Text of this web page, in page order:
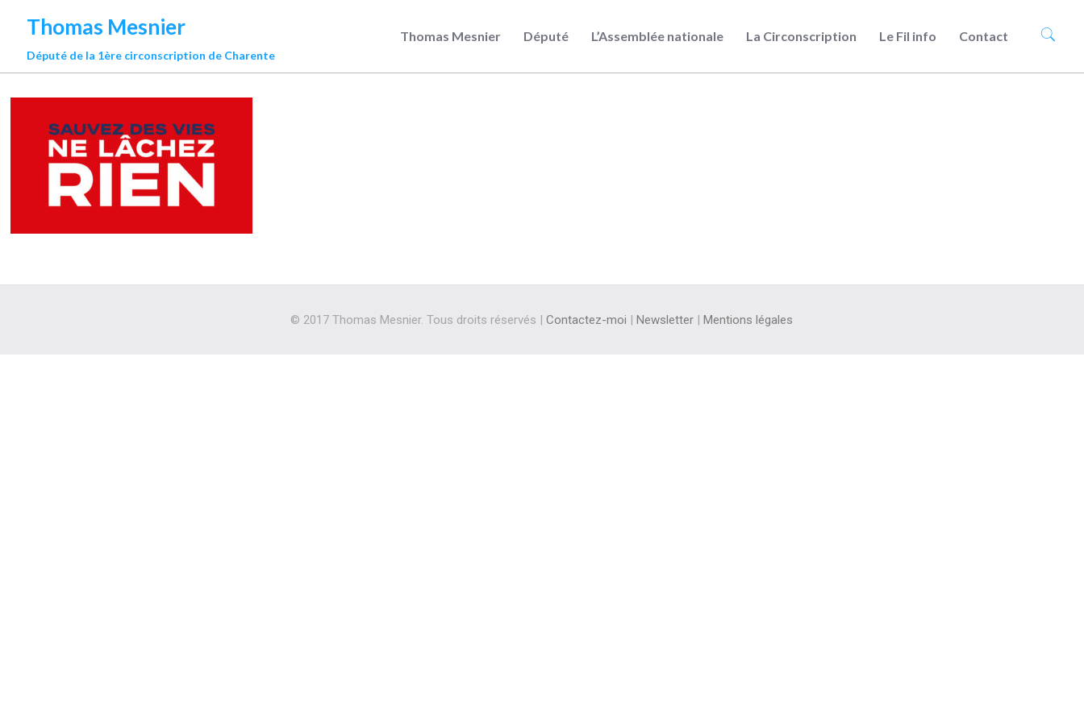
Thomas Mesnier
Député de la 1ère circonscription de Charente
Thomas Mesnier Député L’Assemblée nationale La Circonscription Le Fil info Contact
© 2017 Thomas Mesnier. Tous droits réservés |Contactez-moi |Newsletter |Mentions légales